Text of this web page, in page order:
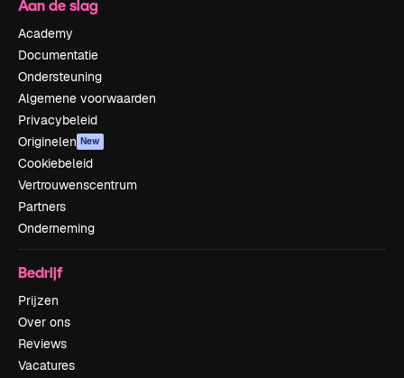
Aan de slag
Academy
Documentatie
Ondersteuning
Algemene voorwaarden
Privacybeleid
Originelen New
Cookiebeleid
Vertrouwenscentrum
Partners
Onderneming
Bedrijf
Prijzen
Over ons
Reviews
Vacatures